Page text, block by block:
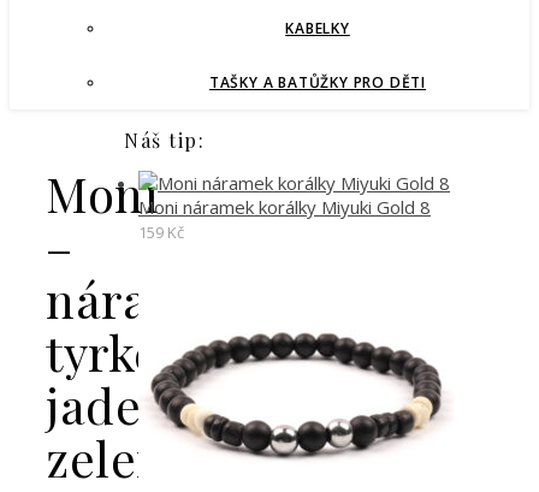
KABELKY
TAŠKY A BATŮŽKY PRO DĚTI
Moni
–
náramek
tyrkenit
jadeit
zelenkavý
Náš tip:
Moni náramek korálky Miyuki Gold 8
159 Kč